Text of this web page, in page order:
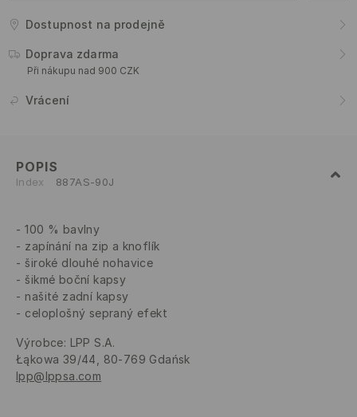
Dostupnost na prodejně
Doprava zdarma
Při nákupu nad 900 CZK
Vrácení
POPIS
Index 887AS-90J
100 % bavlny
zapínání na zip a knoflík
široké dlouhé nohavice
šikmé boční kapsy
našité zadní kapsy
celoplošný sepraný efekt
Výrobce: LPP S.A.
Łąkowa 39/44, 80-769 Gdańsk
lpp@lppsa.com